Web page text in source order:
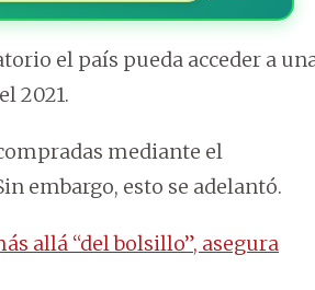
el país pueda acceder a
2021.
mediante el
embargo, esto se adelantó.
allá “del bolsillo”, asegura